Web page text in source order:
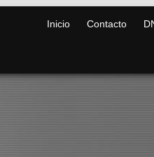
Inicio Contacto